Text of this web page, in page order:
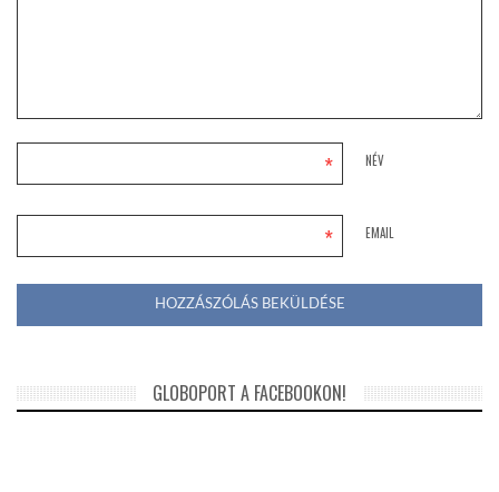
NÉV
*
EMAIL
*
GLOBOPORT A FACEBOOKON!